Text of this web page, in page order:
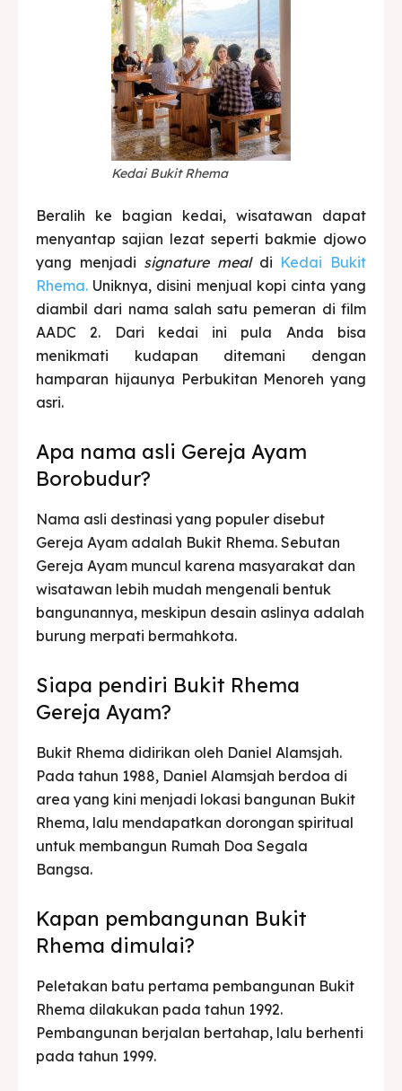
Kedai Bukit Rhema
Beralih ke bagian kedai, wisatawan dapat
menyantap sajian lezat seperti bakmie djowo
yang menjadi signature mealdi Kedai Bukit
Rhema. Uniknya, disini menjual kopi cinta yang
diambil dari nama salah satu pemeran di film
AADC 2. Dari kedai ini pula Anda bisa
menikmati kudapan ditemani dengan
hamparan hijaunya Perbukitan Menoreh yang
asri.
Apa nama asli Gereja Ayam
Borobudur?
Nama asli destinasi yang populer disebut
Gereja Ayam adalah Bukit Rhema. Sebutan
Gereja Ayam muncul karena masyarakat dan
wisatawan lebih mudah mengenali bentuk
bangunannya, meskipun desain aslinya adalah
burung merpati bermahkota.
Siapa pendiri Bukit Rhema
Gereja Ayam?
Bukit Rhema didirikan oleh Daniel Alamsjah.
Pada tahun 1988, Daniel Alamsjah berdoa di
area yang kini menjadi lokasi bangunan Bukit
Rhema, lalu mendapatkan dorongan spiritual
untuk membangun Rumah Doa Segala
Bangsa.
Kapan pembangunan Bukit
Rhema dimulai?
Peletakan batu pertama pembangunan Bukit
Rhema dilakukan pada tahun 1992.
Pembangunan berjalan bertahap, lalu berhenti
pada tahun 1999.